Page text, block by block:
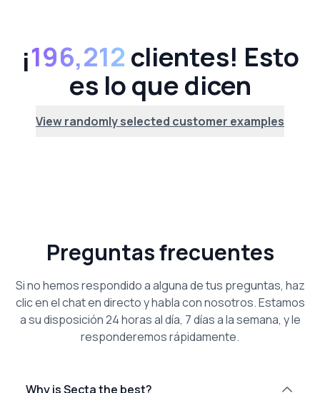
¡196,212 clientes! Esto
es lo que dicen
View randomly selected customer examples
Preguntas frecuentes
Si no hemos respondido a alguna de tus preguntas, haz
clic en el chat en directo y habla con nosotros. Estamos
a su disposición 24 horas al día, 7 días a la semana, y le
responderemos rápidamente.
Why is Secta the best?